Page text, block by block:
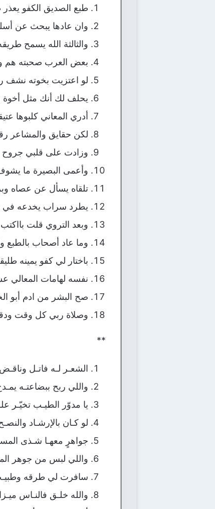
طبع الصديق الكفو
وان عادها يبحث عن
والثالثة الله يسمح
بعض العرب صحبته هم
لو اعتزيت بخوته
يحلف لك أنك مثل
أدري المعاني
لكن حقايق والمشاعر
وزادت على قلبي
وأعمى البصيرة ما
تلقاه يسأل عن عصاه
يطرد سراب يخدعه في
وبعد التروي قلت
وما عاد أصحاب
باختار لي كفو يمينه
نفسه لهامات
صح البشر من ادم أبو
وصلاة ربي كل وقت
**
الشعـر لـه فاتـل
واللي ربح ببضاعتـه
يا مدوّر الطيـب
لو كـان بالإرشـاد
جواهرٍ معهـا شـذى
واللي لبس من جوهر
سافرت لي طرقه
والله خلـق فالنـاس